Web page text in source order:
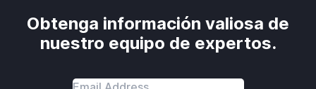
Obtenga información valiosa de
nuestro equipo de expertos.